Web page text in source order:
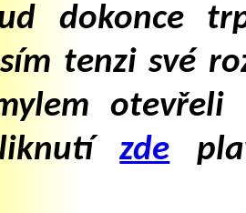
dokonce
tenzi své
zde